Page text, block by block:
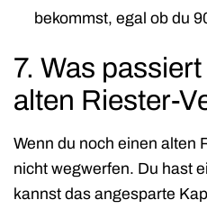
bekommst, egal ob du
7. Was
alten Riester-
Wenn du noch einen alten
nicht wegwerfen. Du hast
kannst das angesparte